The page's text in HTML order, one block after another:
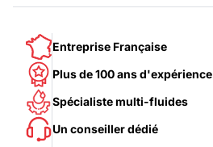
Entreprise Française
Plus de 100 ans d'expérience
Spécialiste multi-fluides
Un conseiller dédié